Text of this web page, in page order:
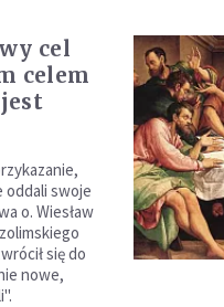
cel
celem
oddali swoje
o. Wiesław
się do
nowe,